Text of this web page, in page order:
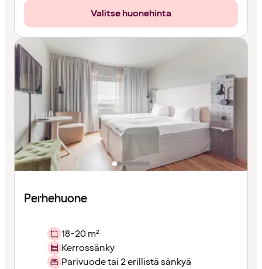
Valitse huonehinta
Perhehuone
18-20 m²
Kerrossänky
Parivuode tai 2 erillistä sänkyä